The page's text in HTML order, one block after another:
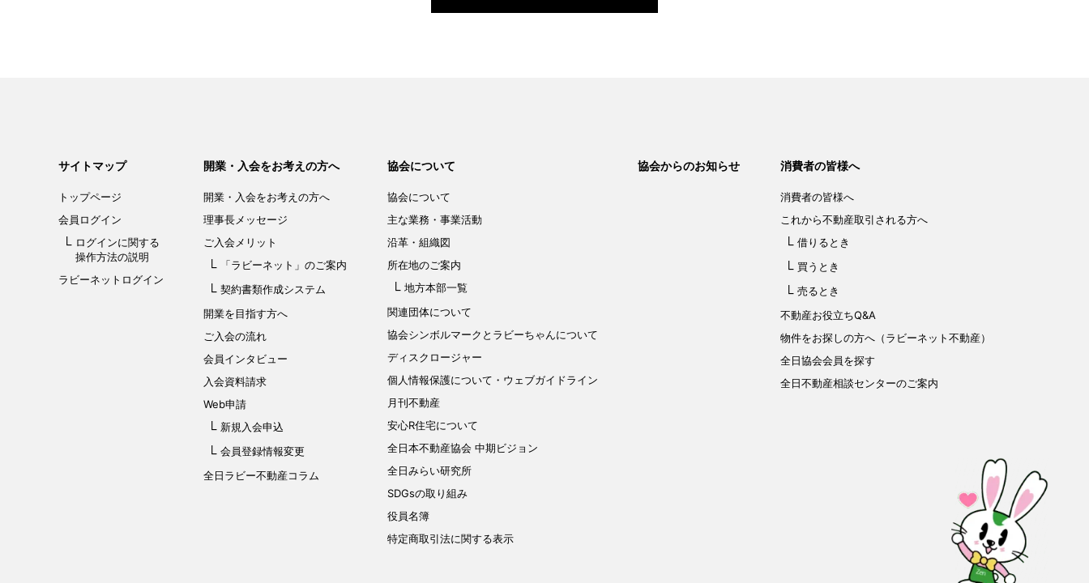
サイトマップ
トップページ
会員ログイン
ログインに関する
操作方法の説明
ラビーネットログイン
開業・入会をお考えの方へ
開業・入会をお考えの方へ
理事長メッセージ
ご入会メリット
「ラビーネット」のご案内
契約書類作成システム
開業を目指す方へ
ご入会の流れ
会員インタビュー
入会資料請求
Web申請
新規入会申込
会員登録情報変更
全日ラビー不動産コラム
協会について
協会について
主な業務・事業活動
沿革・組織図
所在地のご案内
地方本部一覧
関連団体について
協会シンボルマークと ラビーちゃんについて
ディスクロージャー
個人情報保護について ・ウェブガイドライン
月刊不動産
安心R住宅について
全日本不動産協会 中期ビジョン
全日みらい研究所
SDGsの取り組み
役員名簿
特定商取引法に関する表示
協会からのお知らせ 消費者の皆様へ
消費者の皆様へ
これから不動産取引される方へ
借りるとき
買うとき
売るとき
不動産お役立ちQ&A
物件をお探しの方へ（ラビーネット不動産）
全日協会会員を探す
全日不動産相談センターのご案内